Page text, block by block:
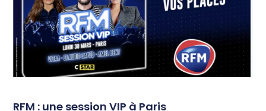
RFM : une session VIP à Paris